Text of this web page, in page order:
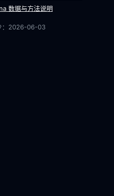
数据与方法说明
2026-06-03